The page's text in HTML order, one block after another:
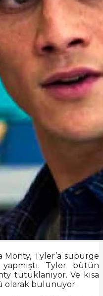
Monty, Tyler’a süpürge
Tyler bütün
tutuklanıyor. Ve kısa
olarak bulunuyor.